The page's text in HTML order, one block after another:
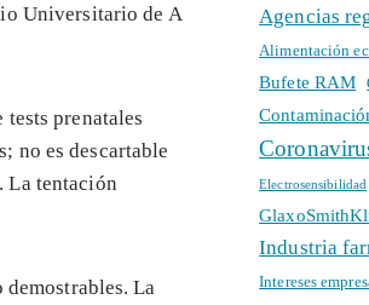
Universitario de A
prenatales
no es descartable
La tentación
La
Agencias
Alimentación
Bufete RAM
Electrosensibilidad
Industria
Intereses